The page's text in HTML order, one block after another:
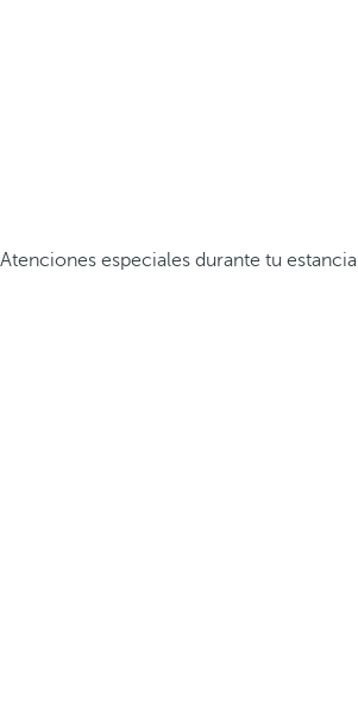
Atenciones especiales durante tu estancia